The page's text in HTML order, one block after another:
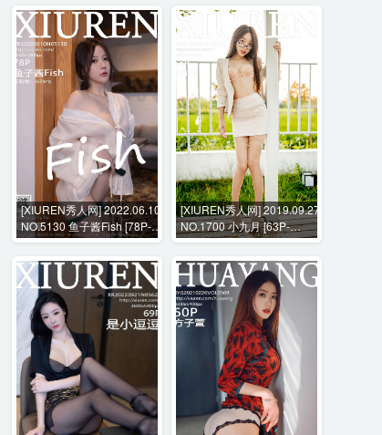
[XIUREN秀人网] 2022.06.10
NO.5130 鱼子酱Fish [78P-
829MB]
[XIUREN秀人网] 2019.09.27
NO.1700 小九月 [63P-
232MB]